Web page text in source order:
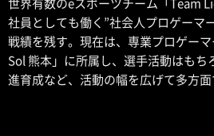
世界有数のeスポーツチーム「Team
社員としても働く”社会人プロゲーマ
戦績を残す。現在は、専業プロゲー
Sol 熊本」に所属し、選手活動はもち
進育成など、活動の幅を広げて多方面